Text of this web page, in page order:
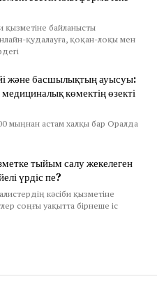
қызметіне байланысты
қудалауға, қоқан-лоқы мен
және басшылықтың ауысуы:
көмектің өзекті
мыңнан астам халқы бар Оралда
тыйым салу жекелеген
үрдіс пе?
кәсіби қызметіне
соңғы уақытта бірнеше іс